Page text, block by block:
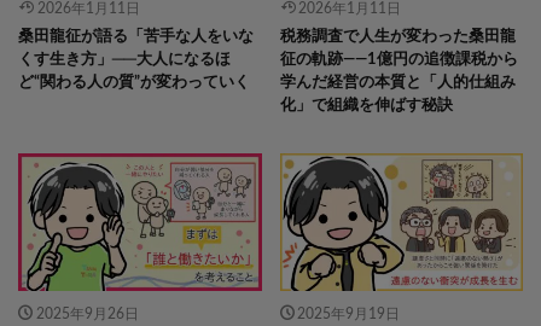
2026年1月11日
桑田龍征が語る「苦手な人をいな
くす生き方」──大人になるほ
ど“関わる人の質”が変わっていく
2026年1月11日
税務調査で人生が変わった桑田龍
征の軌跡――1億円の追徴課税から
学んだ経営の本質と「人的仕組み
化」で組織を伸ばす秘訣
2025年9月26日
2025年9月19日